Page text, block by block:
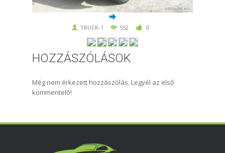
TRUCK-1 552 0
HOZZÁSZÓLÁSOK
Még nem érkezett hozzászólás. Legyél az első
kommentelő!